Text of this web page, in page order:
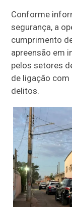
Conforme
segurança, a
cumprimento
apreensão em
pelos setores
de ligação
delitos.